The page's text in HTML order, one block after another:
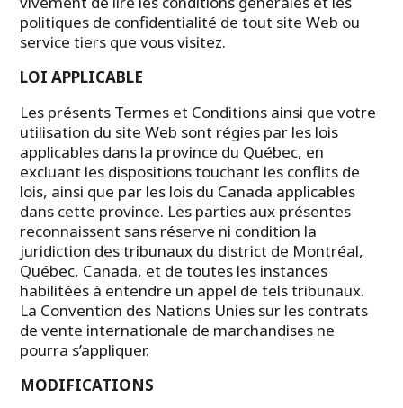
politiques de confidentialité de tout site Web ou
service tiers que vous visitez.
LOI APPLICABLE
Les présents Termes et Conditions ainsi que votre
utilisation du site Web sont régies par les lois
applicables dans la province du Québec, en
excluant les dispositions touchant les conflits de
lois, ainsi que par les lois du Canada applicables
dans cette province. Les parties aux présentes
reconnaissent sans réserve ni condition la
juridiction des tribunaux du district de Montréal,
Québec, Canada, et de toutes les instances
habilitées à entendre un appel de tels tribunaux.
La Convention des Nations Unies sur les contrats
de vente internationale de marchandises ne
pourra s’appliquer.
MODIFICATIONS